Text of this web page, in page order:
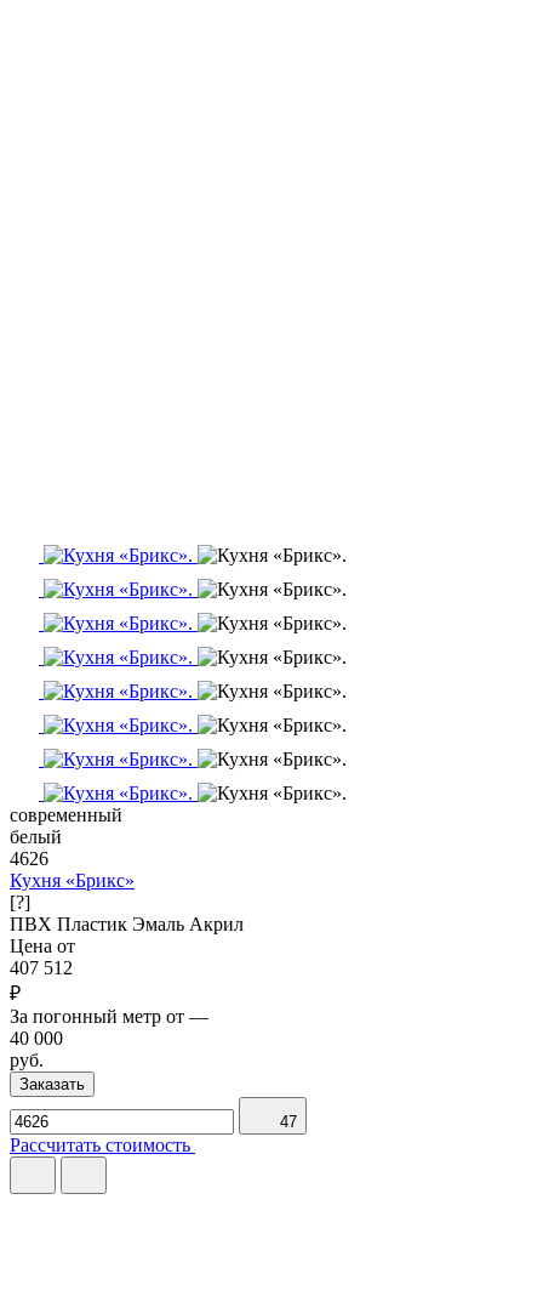
современный
белый
4626
Кухня «Брикс»
[?]
ПВХ Пластик Эмаль Акрил
Цена от
407 512
₽
За погонный метр от —
40 000
руб.
Заказать
47
Рассчитать стоимость